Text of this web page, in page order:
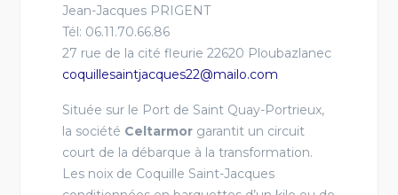
Jean-Jacques PRIGENT
Tél: 06.11.70.66.86
27 rue de la cité fleurie22620 Ploubazlanec
coquillesaintjacques22@mailo.com
Située sur le Port de Saint Quay-Portrieux,
la société Celtarmor garantit un circuit
court de la débarque à la transformation.
Les noix de Coquille Saint-Jacques